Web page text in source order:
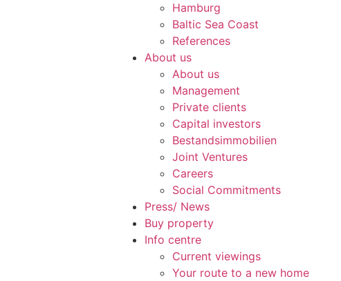
Hamburg
Baltic Sea Coast
References
About us
About us
Management
Private clients
Capital investors
Bestandsimmobilien
Joint Ventures
Careers
Social Commitments
Press/ News
Buy property
Info centre
Current viewings
Your route to a new home